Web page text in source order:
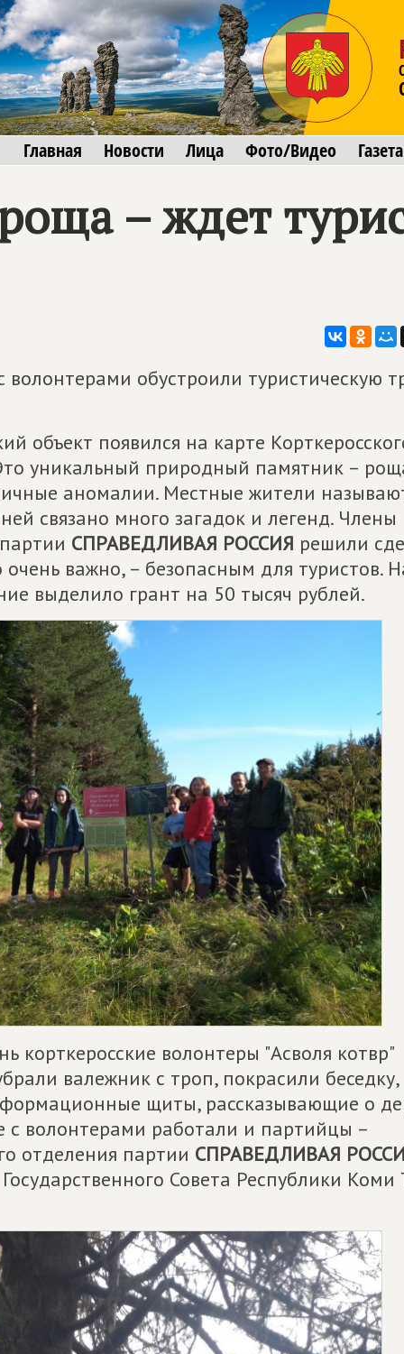
Главная Новости Лица Фото/Видео Газета
– ждет
волонтерами обустроили туристическую
объект появился на карте
уникальный природный памятник –
аномалии. Местные жители
связано много загадок и легенд. Члены
СПРАВЕДЛИВАЯ РОССИЯ решили
важно, – безопасным для туристов.
выделило грант на 50 тысяч рублей.
корткеросские волонтеры "Асволя котвр"
валежник с троп, покрасили беседку,
щиты, рассказывающие о
с волонтерами работали и партийцы –
отделения партии СПРАВЕДЛИВАЯ
Совета Республики Коми